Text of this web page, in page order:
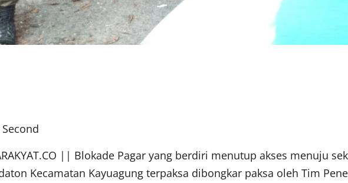
|| Blokade Pagar yang berdiri menutup akses menuju
Kecamatan Kayuagung terpaksa dibongkar paksa oleh Tim